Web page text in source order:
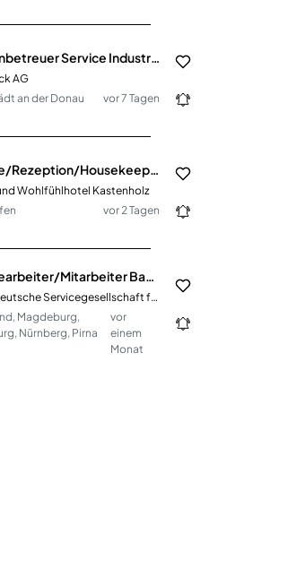
Kundenbetreuer Service Industrie (m/w/d)
AG
an der Donau
vor 7 Tagen
Service/Rezeption/Housekeeping (m/w/d)
Wohlfühlhotel Kastenholz
vor 2 Tagen
Sachbearbeiter/Mitarbeiter Back-Office (m/w/d) Vollzeit & Teilzeit
DSGF Deutsche Servicegesellschaft für Finanzdienstleister mbH
Magdeburg,
Nürnberg, Pirna
vor
einem
Monat